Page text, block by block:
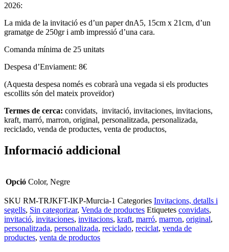
2026:
La mida de la invitació es d’un paper dnA5, 15cm x 21cm, d’un
gramatge de 250gr i amb impressió d’una cara.
Comanda mínima de 25 unitats
Despesa d’Enviament: 8€
(Aquesta despesa només es cobrarà una vegada si els productes
escollits són del mateix proveïdor)
Termes de cerca: convidats, invitació, invitaciones, invitacions,
kraft, marró, marron, original, personalitzada, personalizada,
reciclado, venda de productes, venta de productos,
Informació addicional
Opció Color, Negre
SKU RM-TRJKFT-IKP-Murcia-1 Categories Invitacions, detalls i
segells, Sin categorizar, Venda de productes Etiquetes convidats,
invitació, invitaciones, invitacions, kraft, marró, marron, original,
personalitzada, personalizada, reciclado, reciclat, venda de
productes, venta de productos